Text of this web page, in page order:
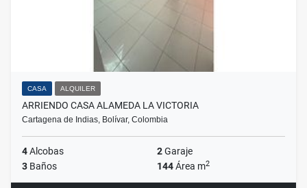
CASA ALQUILER
ARRIENDO CASA ALAMEDA LA VICTORIA
Cartagena de Indias, Bolívar, Colombia
4Alcobas 2Garaje
3 Baños 144Área m2